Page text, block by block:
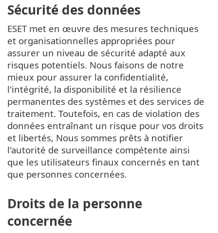
Sécurité des données
ESET met en œuvre des mesures techniques
et organisationnelles appropriées pour
assurer un niveau de sécurité adapté aux
risques potentiels. Nous faisons de notre
mieux pour assurer la confidentialité,
l'intégrité, la disponibilité et la résilience
permanentes des systèmes et des services de
traitement. Toutefois, en cas de violation des
données entraînant un risque pour vos droits
et libertés, Nous sommes prêts à notifier
l'autorité de surveillance compétente ainsi
que les utilisateurs finaux concernés en tant
que personnes concernées.
Droits de la personne
concernée